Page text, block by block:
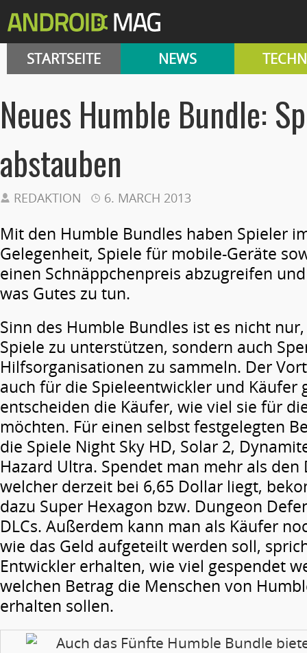
STARTSEITE NEWS
Neues Humble Bundle:
abstauben
REDAKTION 6. MARCH 2013
Mit den Humble Bundles haben Spieler
Gelegenheit, Spiele für mobile-Geräte
einen Schnäppchenpreis abzugreifen
was Gutes zu tun.
Sinn des Humble Bundles ist es nicht
Spiele zu unterstützen, sondern auch
Hilfsorganisationen zu sammeln. Der
auch für die Spieleentwickler und Käufer
entscheiden die Käufer, wie viel sie für
möchten. Für einen selbst festgelegten
die Spiele Night Sky HD, Solar 2,
Hazard Ultra. Spendet man mehr als
welcher derzeit bei 6,65 Dollar liegt,
dazu Super Hexagon bzw. Dungeon
DLCs. Außerdem kann man als Käufer
wie das Geld aufgeteilt werden soll,
Entwickler erhalten, wie viel gespendet
welchen Betrag die Menschen von
erhalten sollen.